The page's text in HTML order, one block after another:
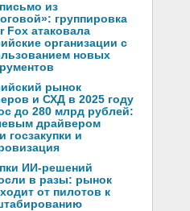
из
группировка
Fox атаковала
организации с
новых
рынок
и СХД в 2025 году
до 280 млрд рублей:
драйвером
госзакупки и
ИИ-решений
в разы: рынок
от пилотов к